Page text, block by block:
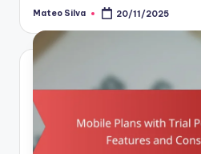
Posted
Mateo Silva 20/11/2025